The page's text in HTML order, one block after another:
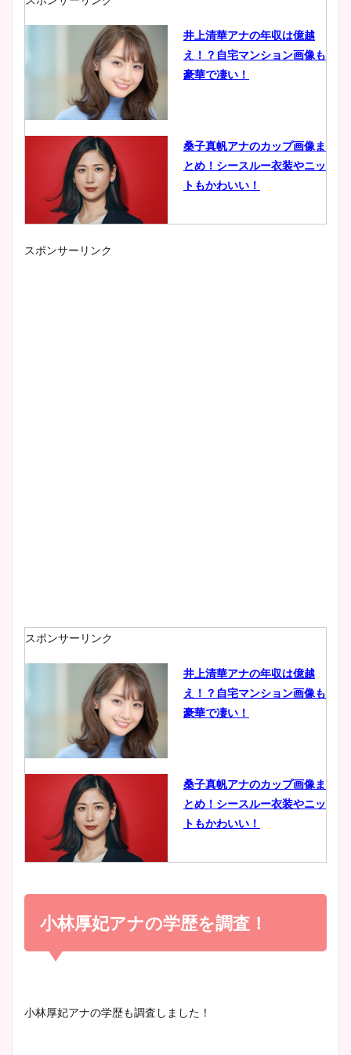
井上清華アナの年収は億越
え！？自宅マンション画像も
豪華で凄い！
桑子真帆アナのカップ画像ま
とめ！シースルー衣装やニッ
トもかわいい！
肉も凄い！
鈴木唯の太ってた時の体重が
ヤバすぎww原因や痩せたダ
豊島実季アナのカップ画像ま
とめ！美脚や水着姿に年齢も
宇賀神メグアナのニット画像
スポンサーリンク
スポンサーリンク
井上清華アナの年収は億越
え！？自宅マンション画像も
豪華で凄い！
桑子真帆アナのカップ画像ま
とめ！シースルー衣装やニッ
トもかわいい！
小室瑛莉子のカップ画像まと
め！足が美脚でニット衣装も
かわいい！
清水麻椰アナのかわいい画
小林厚妃アナの学歴を調査！
小林厚妃アナの学歴も調査しました！